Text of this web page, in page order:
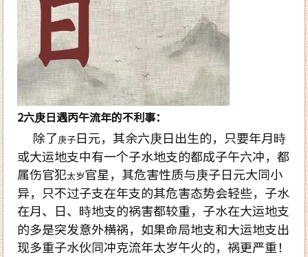
2六庚日遇丙午流年的不利事：
除了 庚子日元，其余六庚日出生的，只要年月時
或大运地支中有一个子水地支的都成子午六冲，都
属伤官犯太岁官星，其危害性质与庚子日元大同小
异，只不过子支在年支的其危害态势会轻些，子水
在月、日、時地支的祸害都较重，子水在大运地支
的多是突发意外横祸，如果命局地支和大运地支出
现多重子水伙同冲克流年太岁午火的，祸更严重！